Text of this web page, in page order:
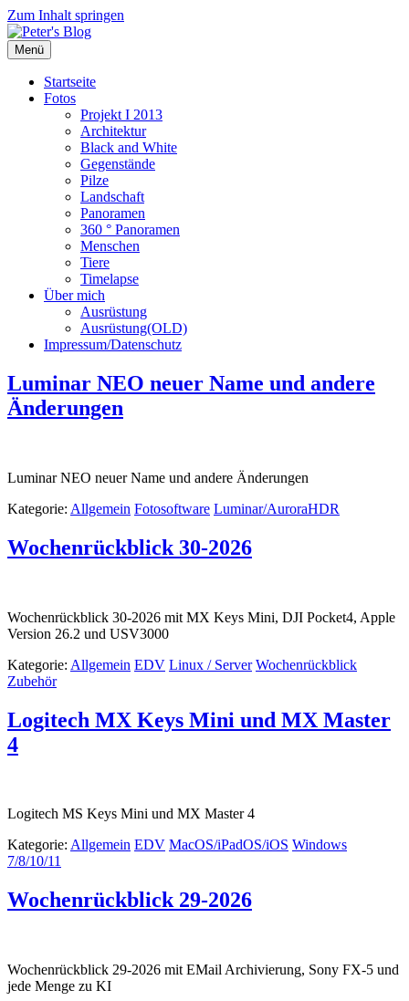
Zum Inhalt springen
Menü
Startseite
Fotos
Projekt I 2013
Architektur
Black and White
Gegenstände
Pilze
Landschaft
Panoramen
360 ° Panoramen
Menschen
Tiere
Timelapse
Über mich
Ausrüstung
Ausrüstung(OLD)
Impressum/Datenschutz
Luminar NEO neuer Name und andere
Änderungen
Luminar NEO neuer Name und andere Änderungen
Kategorie: Allgemein Fotosoftware Luminar/AuroraHDR
Wochenrückblick 30-2026
Wochenrückblick 30-2026 mit MX Keys Mini, DJI Pocket4, Apple
Version 26.2 und USV3000
Kategorie: Allgemein EDV Linux / Server Wochenrückblick
Zubehör
Logitech MX Keys Mini und MX Master
4
Logitech MS Keys Mini und MX Master 4
Kategorie: Allgemein EDV MacOS/iPadOS/iOS Windows
7/8/10/11
Wochenrückblick 29-2026
Wochenrückblick 29-2026 mit EMail Archivierung, Sony FX-5 und
jede Menge zu KI